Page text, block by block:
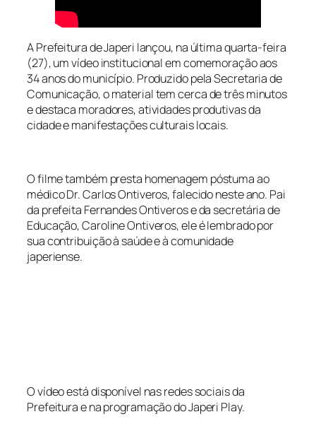
A Prefeitura de Japeri lançou, na última quarta-feira
(27), um vídeo institucional em comemoração aos
34 anos do município. Produzido pela Secretaria de
Comunicação, o material tem cerca de três minutos
e destaca moradores, atividades produtivas da
cidade e manifestações culturais locais.
O filme também presta homenagem póstuma ao
médico Dr. Carlos Ontiveros, falecido neste ano. Pai
da prefeita Fernandes Ontiveros e da secretária de
Educação, Caroline Ontiveros, ele é lembrado por
sua contribuição à saúde e à comunidade
japeriense.
O vídeo está disponível nas redes sociais da
Prefeitura e na programação do Japeri Play.